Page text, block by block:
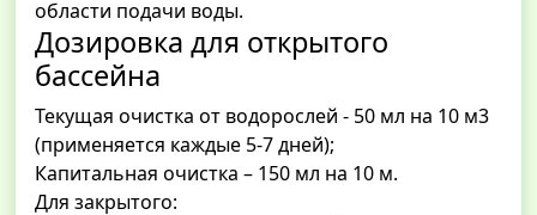
области подачи воды.
Дозировка для открытого
бассейна
Текущая очистка от водорослей - 50 мл на 10 м3
(применяется каждые 5-7 дней);
Капитальная очистка – 150 мл на 10 м.
Для закрытого: